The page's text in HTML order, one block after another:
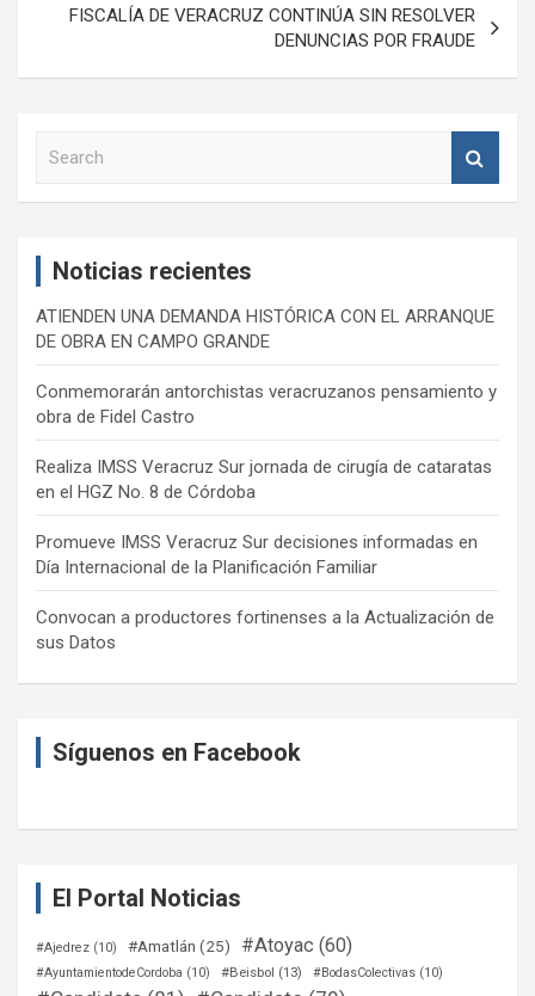
FISCALÍA DE VERACRUZ CONTINÚA SIN RESOLVER
DENUNCIAS POR FRAUDE
Noticias recientes
ATIENDEN UNA DEMANDA HISTÓRICA CON EL ARRANQUE
DE OBRA EN CAMPO GRANDE
Conmemorarán antorchistas veracruzanos pensamiento y
obra de Fidel Castro
Realiza IMSS Veracruz Sur jornada de cirugía de cataratas
en el HGZ No. 8 de Córdoba
Promueve IMSS Veracruz Sur decisiones informadas en
Día Internacional de la Planificación Familiar
Convocan a productores fortinenses a la Actualización de
sus Datos
Síguenos en Facebook
El Portal Noticias
#Ajedrez (10) #Amatlán (25) #Atoyac (60)
#AyuntamientodeCordoba (10) #Beisbol (13) #BodasColectivas (10)